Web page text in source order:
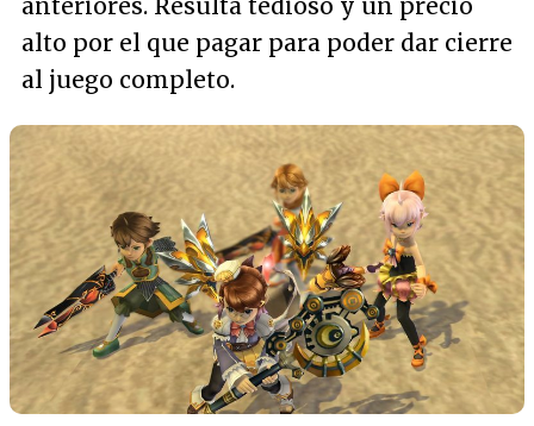
anteriores. Resulta tedioso y un precio
alto por el que pagar para poder dar cierre
al juego completo.